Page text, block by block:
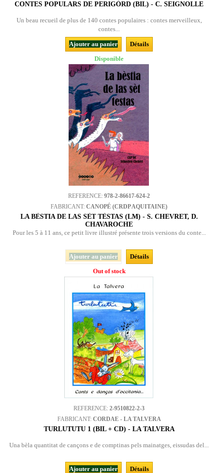
CONTES POPULARS DE PERIGÒRD (BIL) - C. SEIGNOLLE
Un beau recueil de plus de 140 contes populaires : contes merveilleux,
contes...
Ajouter au panier
Détails
Disponible
REFERENCE: 978-2-86617-624-2
FABRICANT: CANOPÉ (CRDP AQUITAINE)
LA BÈSTIA DE LAS SÈT TÈSTAS (LM) - S. CHEVRET, D.
CHAVAROCHE
Pour les 5 à 11 ans, ce petit livre illustré présente trois versions du conte...
Ajouter au panier
Détails
Out of stock
REFERENCE: 2-9510822-2-3
FABRICANT: CORDAE - LA TALVERA
TURLUTUTU 1 (BIL + CD) - LA TALVERA
Una bèla quantitat de cançons e de comptinas pels mainatges, eissudas del...
Ajouter au panier
Détails